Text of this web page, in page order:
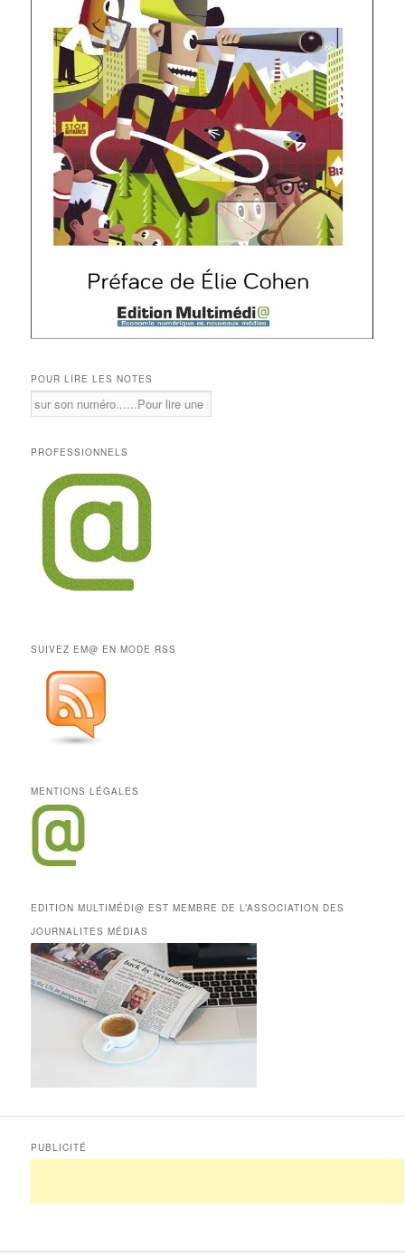
POUR LIRE LES NOTES
PROFESSIONNELS
SUIVEZ EM@ EN MODE RSS
MENTIONS LÉGALES
EDITION MULTIMÉDI@ EST MEMBRE DE L’ASSOCIATION DES
JOURNALITES MÉDIAS
PUBLICITÉ